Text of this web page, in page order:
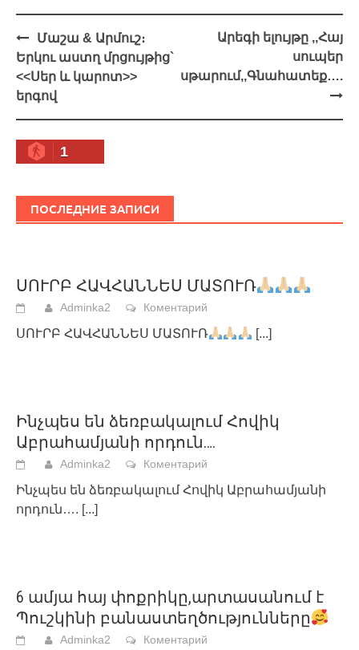
Навигация
Մաշա & Արմուշ։
Երկու աստղ մրցույթից`
<<Սեր և կարոտ>>
երգով
Արեգի ելույթը ,,Հայ
սուպեր
սթարում,,Գնահատեք….
1
ПОСЛЕДНИЕ ЗАПИСИ
ՍՈՒՐԲ ՀԱՎՀԱՆՆԵՍ ՄԱՏՈՒՌ
Adminka2 Коментарий
ՍՈՒՐԲ ՀԱՎՀԱՆՆԵՍ ՄԱՏՈՒՌ [...]
Ինչպես են ձեռբակալում Հովիկ
Աբրահամյանի որդուն….
Adminka2 Коментарий
Ինչպես են ձեռբակալում Հովիկ Աբրահամյանի
որդուն…. [...]
6 ամյա հայ փոքրիկը,արտասանում է
Պուշկինի բանաստեղծությունները
Adminka2 Коментарий